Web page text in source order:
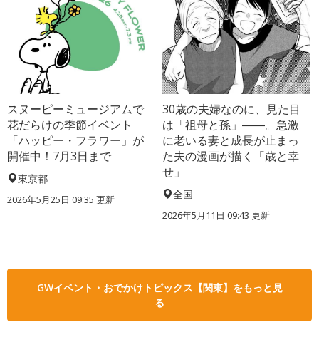
スヌーピーミュージアムで
花だらけの季節イベント
「ハッピー・フラワー」が
開催中！7月3日まで
東京都
2026年5月25日 09:35 更新
30歳の夫婦なのに、見た目
は「祖母と孫」――。急激
に老いる妻と成長が止まっ
た夫の漫画が描く「歳と幸
せ」
全国
2026年5月11日 09:43 更新
GWイベント・おでかけトピックス【関東】をもっと見
る